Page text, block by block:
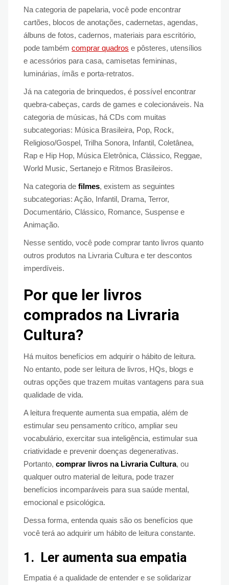
Na categoria de papelaria, você pode encontrar
cartões, blocos de anotações, cadernetas, agendas,
álbuns de fotos, cadernos, materiais para escritório,
pode também comprar quadros e pôsteres, utensílios
e acessórios para casa, camisetas femininas,
luminárias, ímãs e porta-retratos.
Já na categoria de brinquedos, é possível encontrar
quebra-cabeças, cards de games e colecionáveis. Na
categoria de músicas, há CDs com muitas
subcategorias: Música Brasileira, Pop, Rock,
Religioso/Gospel, Trilha Sonora, Infantil, Coletânea,
Rap e Hip Hop, Música Eletrônica, Clássico, Reggae,
World Music, Sertanejo e Ritmos Brasileiros.
Na categoria de filmes, existem as seguintes
subcategorias: Ação, Infantil, Drama, Terror,
Documentário, Clássico, Romance, Suspense e
Animação.
Nesse sentido, você pode comprar tanto livros quanto
outros produtos na Livraria Cultura e ter descontos
imperdíveis.
Por que ler livros
comprados na Livraria
Cultura?
Há muitos benefícios em adquirir o hábito de leitura.
No entanto, pode ser leitura de livros, HQs, blogs e
outras opções que trazem muitas vantagens para sua
qualidade de vida.
A leitura frequente aumenta sua empatia, além de
estimular seu pensamento crítico, ampliar seu
vocabulário, exercitar sua inteligência, estimular sua
criatividade e prevenir doenças degenerativas.
Portanto, comprar livros na Livraria Cultura, ou
qualquer outro material de leitura, pode trazer
benefícios incomparáveis para sua saúde mental,
emocional e psicológica.
Dessa forma, entenda quais são os benefícios que
você terá ao adquirir um hábito de leitura constante.
1. Ler aumenta sua empatia
Empatia é a qualidade de entender e se solidarizar